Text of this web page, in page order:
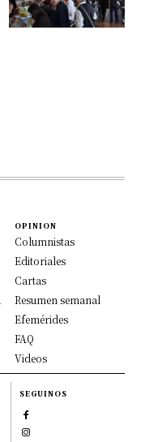
OPINION
Columnistas
Editoriales
Cartas
Resumen semanal
Efemérides
FAQ
Videos
SEGUINOS